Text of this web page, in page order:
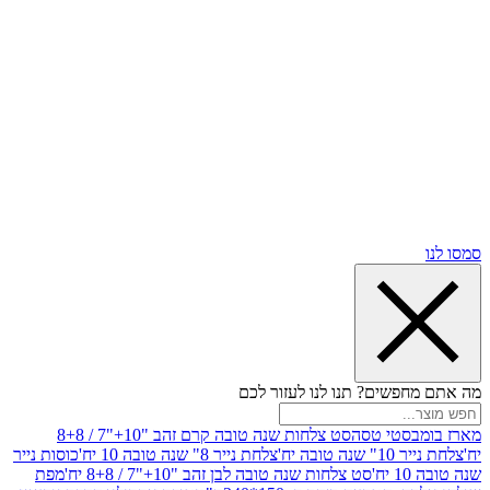
תנו לנו לעזור לכם
טסה
סט צלחות שנה טובה קרם זהב "10+"7 / 8+8
יח'
צלחת נייר 8" שנה טובה 10 יח'
כוסות נייר
סט צלחות שנה טובה לבן זהב "10+"7 / 8+8 יח'
מפת